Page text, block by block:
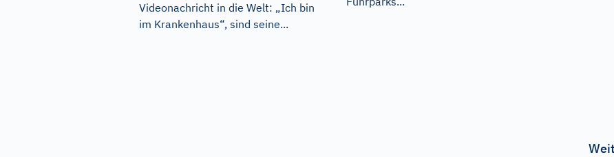
Videonachricht in die Welt: „Ich bin
im Krankenhaus“, sind seine...